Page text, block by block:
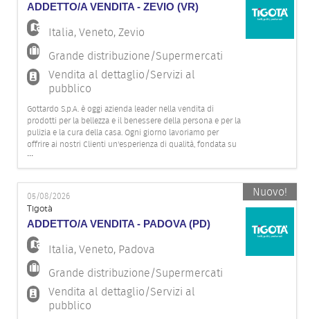
ADDETTO/A VENDITA - ZEVIO (VR)
Italia,Veneto,Zevio
Grande distribuzione/Supermercati
Vendita al dettaglio/Servizi al
pubblico
Gottardo S.p.A. è oggi azienda leader nella vendita di
prodotti per la bellezza e il benessere della persona e per la
pulizia e la cura della casa. Ogni giorno lavoriamo per
offrire ai nostri Clienti un'esperienza di qualità, fondata su
competenza, attenzione e innovazione, grazie all'impegno
della nostra squadra. Per il nostro punto vendita Ti
...
05/08/2026
Tigotà
ADDETTO/A VENDITA - PADOVA (PD)
Italia,Veneto, Padova
Grande distribuzione/Supermercati
Vendita al dettaglio/Servizi al
pubblico
Nuovo!